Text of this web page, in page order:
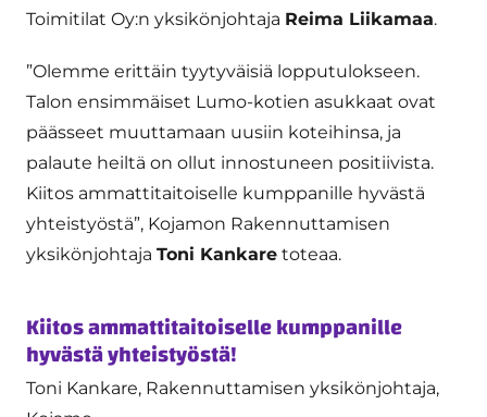
Toimitilat Oy:n yksikönjohtaja Reima Liikamaa.
”Olemme erittäin tyytyväisiä lopputulokseen.
Talon ensimmäiset Lumo-kotien asukkaat ovat
päässeet muuttamaan uusiin koteihinsa, ja
palaute heiltä on ollut innostuneen positiivista.
Kiitos ammattitaitoiselle kumppanille hyvästä
yhteistyöstä”, Kojamon Rakennuttamisen
yksikönjohtaja Toni Kankare toteaa.
Kiitos ammattitaitoiselle kumppanille
hyvästä yhteistyöstä!
Toni Kankare, Rakennuttamisen yksikönjohtaja,